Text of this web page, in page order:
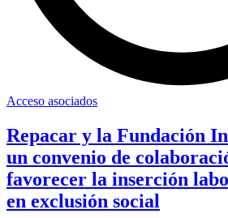
Acceso asociados
Repacar y la Fundación
un convenio de
favorecer la inserción
en exclusión social